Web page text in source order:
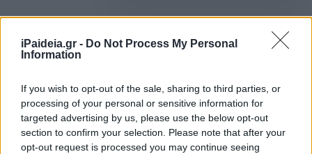
iPaideia.gr - Do Not Process My Personal
Information
If you wish to opt-out of the sale, sharing to third parties, or
processing of your personal or sensitive information for
targeted advertising by us, please use the below opt-out
section to confirm your selection. Please note that after your
opt-out request is processed you may continue seeing
Ανησυχητικά τα στοιχεία για την
ψυχική υγεία των παιδιών –
10/05/2025 - 21:20
Σχολεία – Υπουργείο Παιδείας: Το